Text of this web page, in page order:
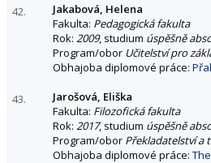
42.
Jakabová, Helena
Fakulta: Pedagogická fakulta
Rok: 2009, studium úspěšně
Program/obor Učitelství pro
Obhajoba diplomové práce:
43.
Jarošová, Eliška
Fakulta: Filozofická fakulta
Rok: 2017, studium úspěšně
Program/obor Překladatelství a
Obhajoba diplomové práce: